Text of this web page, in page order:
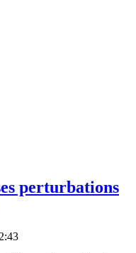
perturbations